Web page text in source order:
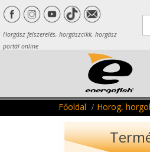
Horgász felszerelés, horgászcikk, horgász
portál online
Főoldal Horog,